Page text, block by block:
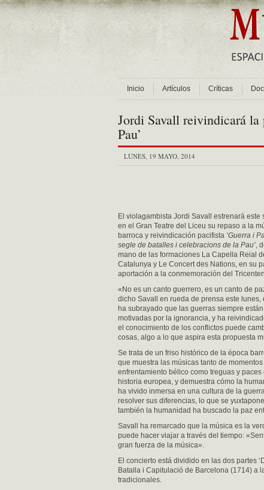
Inicio Artículos Críticas
Jordi Savall reivindicará la
Pau’
LUNES, 19 MAYO, 2014
El violagambista Jordi Savall estrenará este
en el Gran Teatre del Liceu su repaso a la
barroca y reivindicación pacifista ‘Guerra i
segle de batalles i celebracions de la Pau’,
mano de las formaciones La Capella Reial
Catalunya y Le Concert des Nations, en su
aportación a la conmemoración del
«No es un canto guerrero, es un canto de
dicho Savall en rueda de prensa este lunes,
ha subrayado que las guerras siempre están
motivadas por la ignorancia, y ha
el conocimiento de los conflictos puede
cosas, algo a lo que aspira esta propuesta
Se trata de un friso histórico de la época
que muestra las músicas tanto de momentos
enfrentamiento bélico como treguas y paces
historia europea, y demuestra cómo la
ha vivido inmersa en una cultura de la
resolver sus diferencias, lo que se
también la humanidad ha buscado la paz
Savall ha remarcado que la música es la
puede hacer viajar a través del tiempo:
gran fuerza de la música».
El concierto está dividido en las dos partes
Batalla i Capitulació de Barcelona (1714) a
tradicionales.